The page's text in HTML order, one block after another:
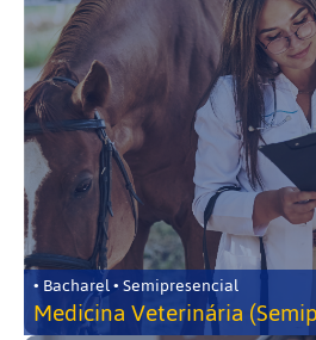
• Bacharel • Semipresencial
Medicina Veterinária